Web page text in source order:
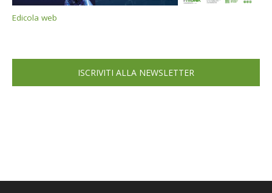
Edicola web
ISCRIVITI ALLA NEWSLETTER